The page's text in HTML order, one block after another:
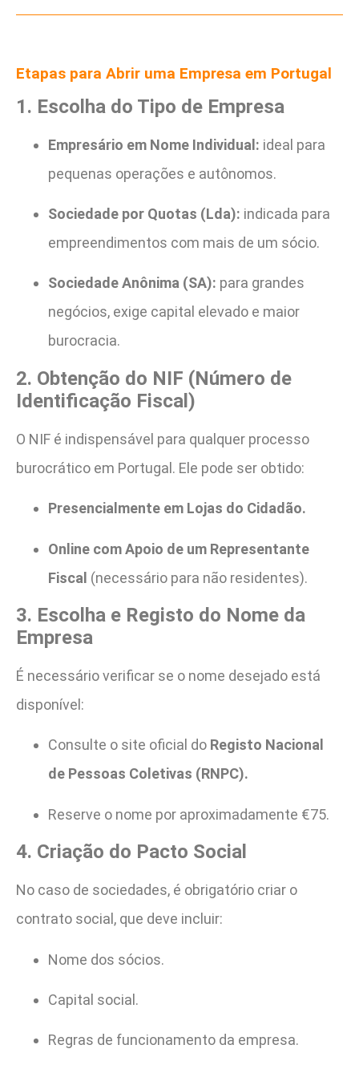
Etapas para Abrir uma Empresa em Portugal
1. Escolha do Tipo de Empresa
Empresário em Nome Individual: ideal para
pequenas operações e autônomos.
Sociedade por Quotas (Lda): indicada para
empreendimentos com mais de um sócio.
Sociedade Anônima (SA): para grandes
negócios, exige capital elevado e maior
burocracia.
2. Obtenção do NIF (Número de
Identificação Fiscal)
O NIF é indispensável para qualquer processo
burocrático em Portugal. Ele pode ser obtido:
Presencialmente em Lojas do Cidadão.
Online com Apoio de um Representante
Fiscal (necessário para não residentes).
3. Escolha e Registo do Nome da
Empresa
É necessário verificar se o nome desejado está
disponível:
Consulte o site oficial do Registo Nacional
de Pessoas Coletivas (RNPC).
Reserve o nome por aproximadamente €75.
4. Criação do Pacto Social
No caso de sociedades, é obrigatório criar o
contrato social, que deve incluir:
Nome dos sócios.
Capital social.
Regras de funcionamento da empresa.